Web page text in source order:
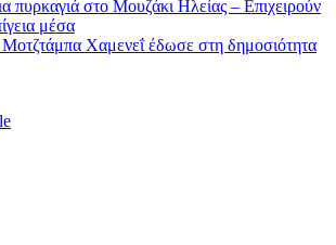
πυρκαγιά στο Μουζάκι Ηλείας – Επιχειρούν
μέσα
Μοτζτάμπα Χαμενεΐ έδωσε στη δημοσιότητα